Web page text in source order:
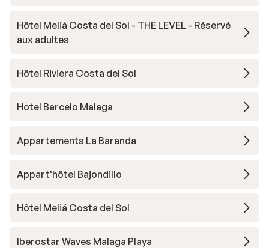
Hôtel Meliá Costa del Sol - THE LEVEL - Réservé
aux adultes
Hôtel Riviera Costa del Sol
Hotel Barcelo Malaga
Appartements La Baranda
Appart'hôtel Bajondillo
Hôtel Meliá Costa del Sol
Iberostar Waves Malaga Playa